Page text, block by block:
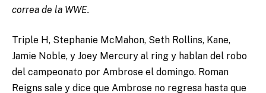
correa de la WWE.
Triple H, Stephanie McMahon, Seth Rollins, Kane,
Jamie Noble, y Joey Mercury al ring y hablan del robo
del campeonato por Ambrose el domingo. Roman
Reigns sale y dice que Ambrose no regresa hasta que